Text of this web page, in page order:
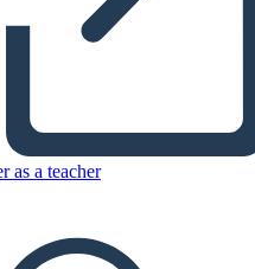
as a teacher